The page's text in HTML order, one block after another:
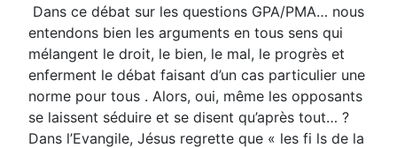
Dans ce débat sur les questions GPA/PMA… nous
entendons bien les arguments en tous sens qui
mélangent le droit, le bien, le mal, le progrès et
enferment le débat faisant d’un cas particulier une
norme pour tous . Alors, oui, même les opposants
se laissent séduire et se disent qu’après tout… ?
Dans l’Evangile, Jésus regrette que « les fi ls de la